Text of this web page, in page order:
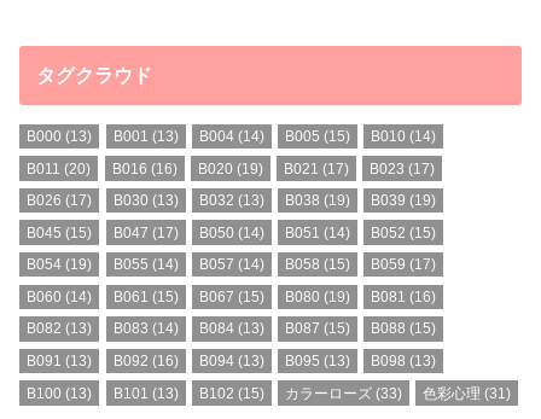
タグクラウド
B000 (13) B001 (13) B004(14) B005 (15) B010 (14)
B011 (20) B016 (16) B020 (19) B021 (17) B023 (17)
B026 (17) B030 (13) B032 (13) B038 (19) B039 (19)
B045 (15) B047 (17) B050 (14) B051 (14) B052 (15)
B054 (19) B055 (14) B057 (14) B058 (15) B059 (17)
B060 (14) B061 (15) B067 (15) B080 (19) B081 (16)
B082 (13) B083 (14) B084(13) B087 (15) B088 (15)
B091 (13) B092 (16) B094(13) B095 (13) B098 (13)
B100 (13) B101 (13) B102 (15) カラーローズ (33) 色彩心理 (31)